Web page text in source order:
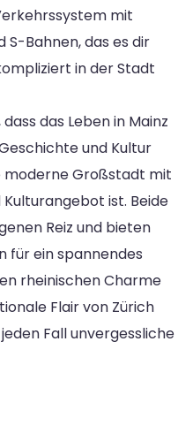
mit
S-Bahnen, das es dir
in der Stadt
das Leben in Mainz
und Kultur
moderne Großstadt mit
ist. Beide
Reiz und bieten
für ein spannendes
rheinischen Charme
Flair von Zürich
Fall unvergessliche